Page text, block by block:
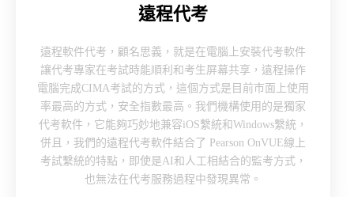
遠程代考
遠程軟件代考，顧名思義，就是在電腦上安裝代考軟件
讓代考專家在考試時能順利和考生屏幕共享，遠程操作
電腦完成CIMA考試的方式，這個方式是目前市面上使用
率最高的方式，安全指數最高。我們機構使用的是獨家
代考軟件，它能夠巧妙地兼容iOS繫統和Windows繫統，
併且，我們的遠程代考軟件結合了 Pearson OnVUE線上
考試繫統的特點，即使是AI和人工相結合的監考方式，
也無法在代考服務過程中發現異常。